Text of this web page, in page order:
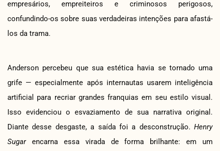
empresários, empreiteiros e criminosos perigosos,
confundindo-os sobre suas verdadeiras intenções para afastá-
los da trama.
Anderson percebeu que sua estética havia se tornado uma
grife — especialmente após internautas usarem inteligência
artificial para recriar grandes franquias em seu estilo visual.
Isso evidenciou o esvaziamento de sua narrativa original.
Diante desse desgaste, a saída foi a desconstrução. Henry
Sugarencarna essa virada de forma brilhante: em um